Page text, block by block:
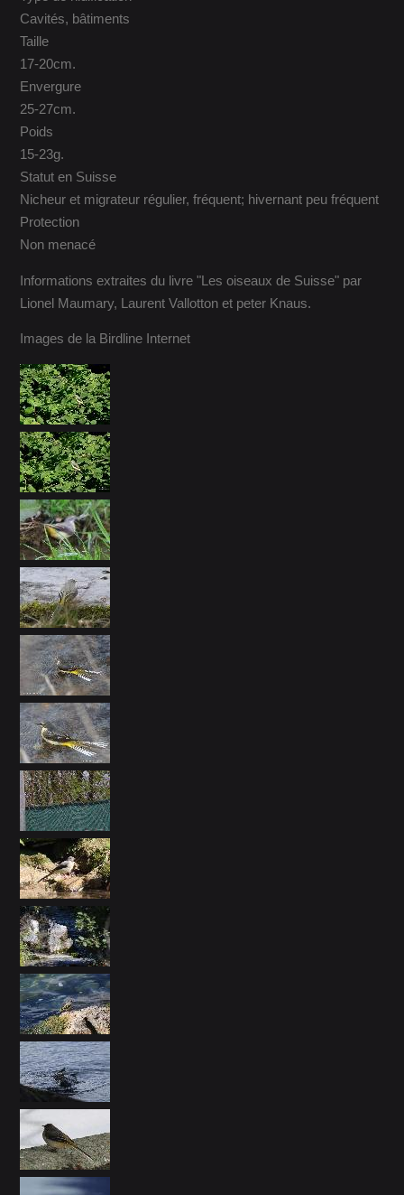
Cavités, bâtiments
Taille
17-20cm.
Envergure
25-27cm.
Poids
15-23g.
Statut en Suisse
Nicheur et migrateur régulier, fréquent; hivernant peu fréquent
Protection
Non menacé
Informations extraites du livre "Les oiseaux de Suisse" par
Lionel Maumary, Laurent Vallotton et peter Knaus.
Images de la Birdline Internet